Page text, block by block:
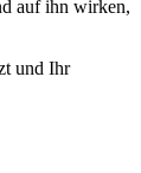
auf ihn wirken,
und Ihr